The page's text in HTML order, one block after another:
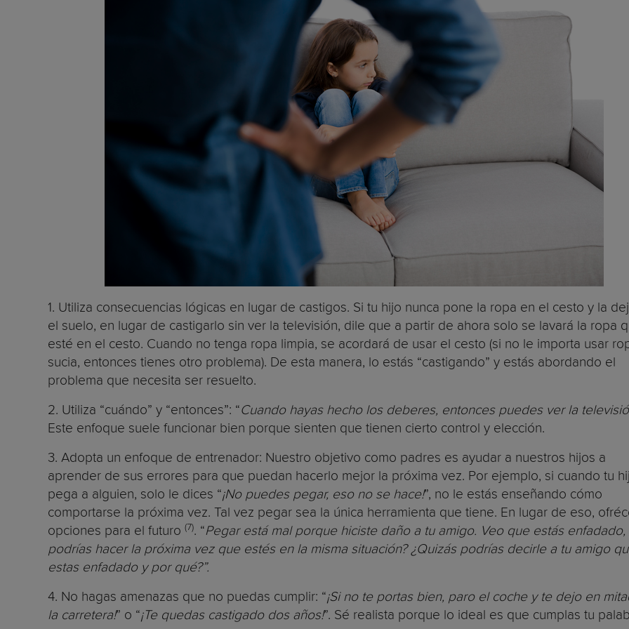
1. Utiliza consecuencias lógicas en lugar de castigos. Si tu hijo nunca pone la ropa en el cesto y la
el suelo, en lugar de castigarlo sin ver la televisión, dile que a partir de ahora solo se lavará la ropa
esté en el cesto. Cuando no tenga ropa limpia, se acordará de usar el cesto (si no le importa usar
sucia, entonces tienes otro problema). De esta manera, lo estás “castigando” y estás abordando el
problema que necesita ser resuelto.
2. Utiliza “cuándo” y “entonces”: “Cuando hayas hecho los deberes, entonces puedes ver la
Este enfoque suele funcionar bien porque sienten que tienen cierto control y elección.
3. Adopta un enfoque de entrenador: Nuestro objetivo como padres es ayudar a nuestros hijos a
aprender de sus errores para que puedan hacerlo mejor la próxima vez. Por ejemplo, si cuando tu
pega a alguien, solo le dices “¡No puedes pegar, eso no se hace!”, no le estás enseñando cómo
comportarse la próxima vez. Tal vez pegar sea la única herramienta que tiene. En lugar de eso,
opciones para el futuro (7). “Pegar está mal porque hiciste daño a tu amigo. Veo que estás enfadado,
podrías hacer la próxima vez que estés en la misma situación? ¿Quizás podrías decirle a tu amigo
estas enfadado y por qué?”.
4. No hagas amenazas que no puedas cumplir: “¡Si no te portas bien, paro el coche y te dejo en
la carretera!” o “¡Te quedas castigado dos años!”. Sé realista porque lo ideal es que cumplas tu